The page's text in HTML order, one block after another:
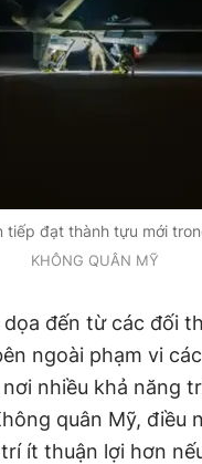
tiếp đạt thành tựu mới
KHÔNG QUÂN MỸ
đến từ các đối
ngoài phạm vi
nhiều khả năng
quân Mỹ, điều
ít thuận lợi hơn